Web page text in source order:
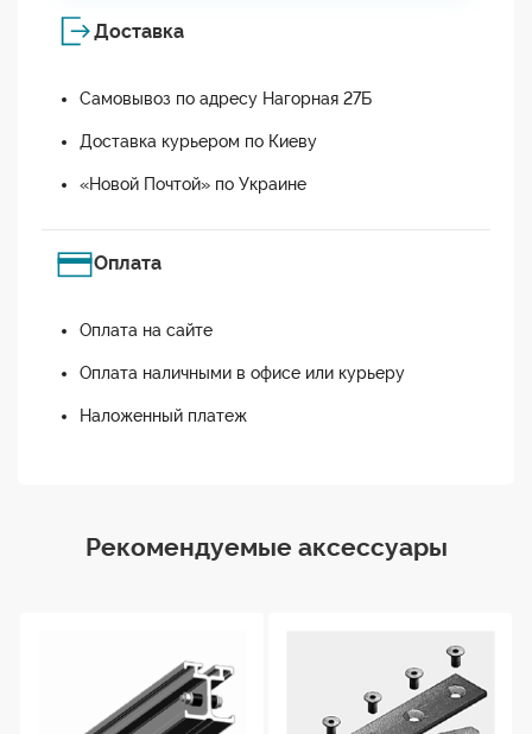
Доставка
Самовывоз по адресу Нагорная 27Б
Доставка курьером по Киеву
«Новой Почтой» по Украине
Оплата
Оплата на сайте
Оплата наличными в офисе или курьеру
Наложенный платеж
Рекомендуемые аксессуары